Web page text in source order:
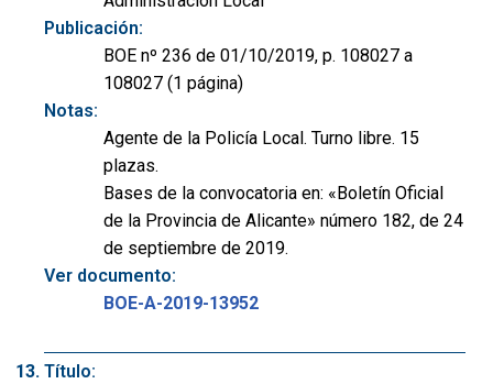
Publicación:
BOE nº 236 de 01/10/2019, p. 108027 a
108027 (1 página)
Notas:
Agente de la Policía Local. Turno libre. 15
plazas.
Bases de la convocatoria en: «Boletín Oficial
de la Provincia de Alicante» número 182, de 24
de septiembre de 2019.
Ver documento:
BOE-A-2019-13952
Título: